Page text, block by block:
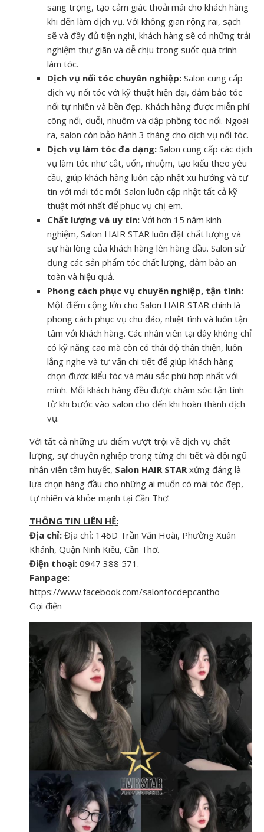
sang trọng, tạo cảm giác thoải mái cho khách hàng
khi đến làm dịch vụ. Với không gian rộng rãi, sạch
sẽ và đầy đủ tiện nghi, khách hàng sẽ có những trải
nghiệm thư giãn và dễ chịu trong suốt quá trình
làm tóc.
Dịch vụ nối tóc chuyên nghiệp: Salon cung cấp
dịch vụ nối tóc với kỹ thuật hiện đại, đảm bảo tóc
nối tự nhiên và bền đẹp. Khách hàng được miễn phí
công nối, duỗi, nhuộm và dập phồng tóc nối. Ngoài
ra, salon còn bảo hành 3 tháng cho dịch vụ nối tóc.
Dịch vụ làm tóc đa dạng: Salon cung cấp các dịch
vụ làm tóc như cắt, uốn, nhuộm, tạo kiểu theo yêu
cầu, giúp khách hàng luôn cập nhật xu hướng và tự
tin với mái tóc mới. Salon luôn cập nhật tất cả kỹ
thuật mới nhất để phục vụ chị em.
Chất lượng và uy tín: Với hơn 15 năm kinh
nghiệm, Salon HAIR STAR luôn đặt chất lượng và
sự hài lòng của khách hàng lên hàng đầu. Salon sử
dụng các sản phẩm tóc chất lượng, đảm bảo an
toàn và hiệu quả.
Phong cách phục vụ chuyên nghiệp, tận tình:
Một điểm cộng lớn cho Salon HAIR STAR chính là
phong cách phục vụ chu đáo, nhiệt tình và luôn tận
tâm với khách hàng. Các nhân viên tại đây không chỉ
có kỹ năng cao mà còn có thái độ thân thiện, luôn
lắng nghe và tư vấn chi tiết để giúp khách hàng
chọn được kiểu tóc và màu sắc phù hợp nhất với
mình. Mỗi khách hàng đều được chăm sóc tận tình
từ khi bước vào salon cho đến khi hoàn thành dịch
vụ.
Với tất cả những ưu điểm vượt trội về dịch vụ chất
lượng, sự chuyên nghiệp trong từng chi tiết và đội ngũ
nhân viên tâm huyết, Salon HAIR STAR xứng đáng là
lựa chọn hàng đầu cho những ai muốn có mái tóc đẹp,
tự nhiên và khỏe mạnh tại Cần Thơ.
THÔNG TIN LIÊN HỆ:
Địa chỉ: Địa chỉ: 146D Trần Văn Hoài, Phường Xuân
Khánh, Quận Ninh Kiều, Cần Thơ.
Điện thoại: 0947 388 571.
Fanpage:
https://www.facebook.com/salontocdepcantho
Gọi điện